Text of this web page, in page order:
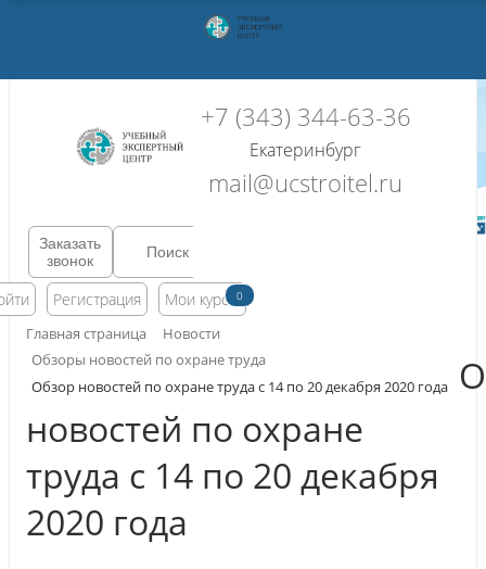
+7 (343) 344-63-36
Екатеринбург
mail@ucstroitel.ru
Заказать
звонок
Регистрация Мои курсы0
Главная страница
Новости
Обзоры новостей по охране труда
Обзор новостей по охране труда с 14 по 20 декабря 2020 года
новостей по охране
труда с 14 по 20 декабря
2020 года